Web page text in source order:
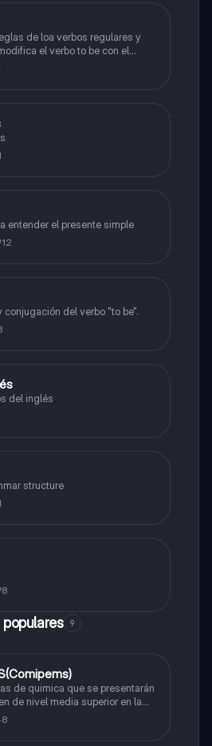
loa verbos regulares y
el verbo to be con el
entender el presente simple
12
del verbo "to be".
del inglés
structure
8
9
de quimica que se presentarán
de nivel media superior en la
el valle de México